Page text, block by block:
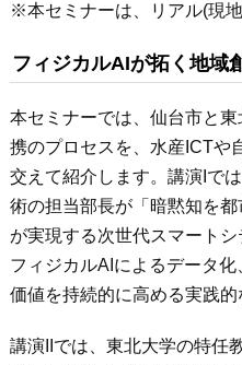
※本セミナーは、リアル(現地
フィジカルAIが拓く地域
本セミナーでは、仙台市と
携のプロセスを、水産ICTや
交えて紹介します。講演Iで
術の担当部長が「暗黙知を
が実現する次世代スマートシ
フィジカルAIによるデータ
価値を持続的に高める実践的
講演IIでは、東北大学の特任